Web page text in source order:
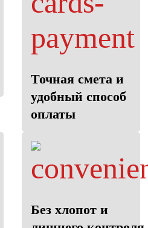
Точная смета и
удобный способ
оплаты
Без хлопот и